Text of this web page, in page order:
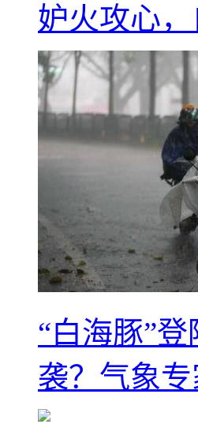
妒火攻心
“白海豚”
袭？气象